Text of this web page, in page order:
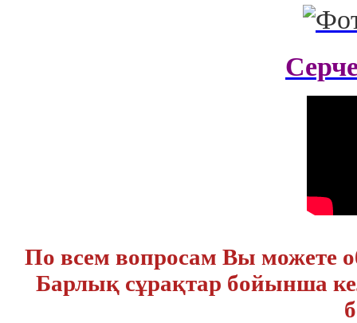
По всем вопросам Вы можете
Барлық сұрақтар бойынша